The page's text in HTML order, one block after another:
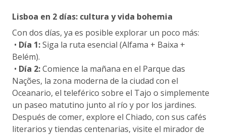
Lisboa en 2 días: cultura y vida bohemia
Con dos días, ya es posible explorar un poco más:
• Día 1:Siga la ruta esencial (Alfama + Baixa +
Belém).
• Día 2:Comience la mañana en el Parque das
Nações, la zona moderna de la ciudad con el
Oceanario, el teleférico sobre el Tajo o simplemente
un paseo matutino junto al río y por los jardines.
Después de comer, explore el Chiado, con sus cafés
literarios y tiendas centenarias, visite el mirador de